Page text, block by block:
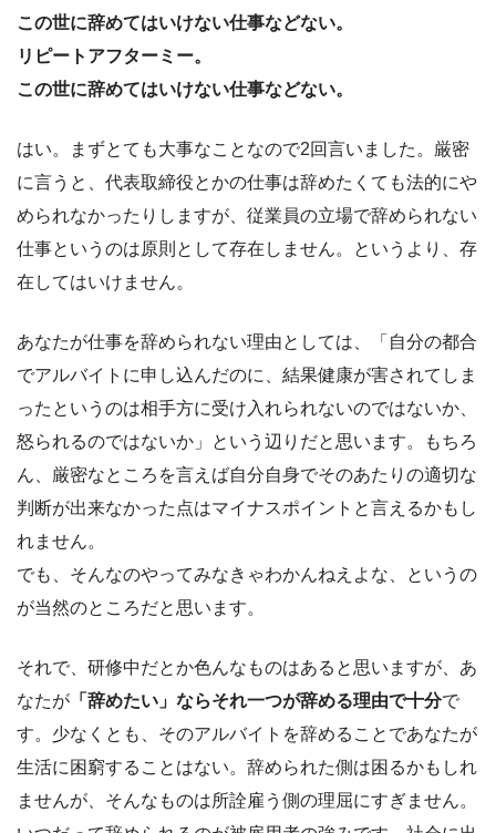
この世に辞めてはいけない仕事などない。
リピートアフターミー。
この世に辞めてはいけない仕事などない。
はい。まずとても大事なことなので2回言いました。厳密
に言うと、代表取締役とかの仕事は辞めたくても法的にや
められなかったりしますが、従業員の立場で辞められない
仕事というのは原則として存在しません。というより、存
在してはいけません。
あなたが仕事を辞められない理由としては、「自分の都合
でアルバイトに申し込んだのに、結果健康が害されてしま
ったというのは相手方に受け入れられないのではないか、
怒られるのではないか」という辺りだと思います。もちろ
ん、厳密なところを言えば自分自身でそのあたりの適切な
判断が出来なかった点はマイナスポイントと言えるかもし
れません。
でも、そんなのやってみなきゃわかんねえよな、というの
が当然のところだと思います。
それで、研修中だとか色んなものはあると思いますが、あ
なたが 「辞めたい」ならそれ一つが辞める理由で十分で
す。少なくとも、そのアルバイトを辞めることであなたが
生活に困窮することはない。辞められた側は困るかもしれ
ませんが、そんなものは所詮雇う側の理屈にすぎません。